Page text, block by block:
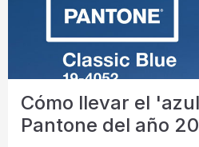
Contacto
Cómo llevar el
Pantone del año